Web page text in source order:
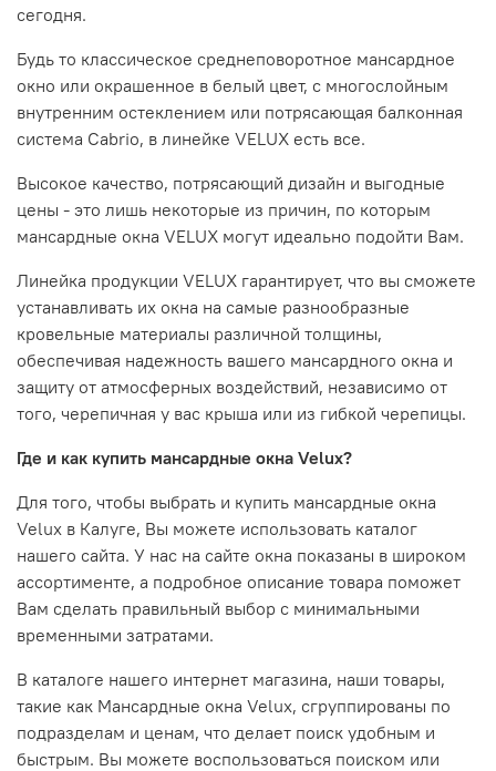
сегодня.
Будь то классическое среднеповоротное мансардное
окно или окрашенное в белый цвет, с многослойным
внутренним остеклением или потрясающая балконная
система Cabrio, в линейке VELUX есть все.
Высокое качество, потрясающий дизайн и выгодные
цены - это лишь некоторые из причин, по которым
мансардные окна VELUX могут идеально подойти Вам.
Линейка продукции VELUX гарантирует, что вы сможете
устанавливать их окна на самые разнообразные
кровельные материалы различной толщины,
обеспечивая надежность вашего мансардного окна и
защиту от атмосферных воздействий, независимо от
того, черепичная у вас крыша или из гибкой черепицы.
Где и как купить мансардные окна Velux?
Для того, чтобы выбрать и купить мансардные окна
Velux в Калуге, Вы можете использовать каталог
нашего сайта. У нас на сайте окна показаны в широком
ассортименте, а подробное описание товара поможет
Вам сделать правильный выбор с минимальными
временными затратами.
В каталоге нашего интернет магазина, наши товары,
такие как Мансардные окна Velux, сгруппированы по
подразделам и ценам, что делает поиск удобным и
быстрым. Вы можете воспользоваться поиском или